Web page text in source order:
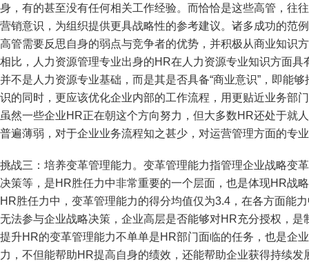
身，有的甚至没有任何相关工作经验。而恰恰是这些高管，往
营销意识，为组织提供更具战略性的参考建议。诸多成功的范
高管需要反思自身的弱点与竞争者的优势，并积极从商业知识
相比，人力资源管理专业出身的HR在人力资源专业知识方面
并不是人力资源专业基础，而是其是否具备“商业意识”，即能
识的同时，更应该优化企业内部的工作流程，用更贴近业务部
虽然一些企业HR正在朝这个方向努力，但大多数HR还处于就
普遍薄弱，对于企业业务流程知之甚少，对运营管理方面的专
挑战三：培养变革管理能力。变革管理能力指管理企业战略变
决策等，是HR胜任力中非常重要的一个层面，也是体现HR战
HR胜任力中，变革管理能力的得分均值仅为3.4，在各方面能
无法参与企业战略决策，企业高层是否能够对HR充分授权，
提升HR的变革管理能力不单单是HR部门面临的任务，也是企
力，不但能帮助HR提高自身的绩效，还能帮助企业获得持续